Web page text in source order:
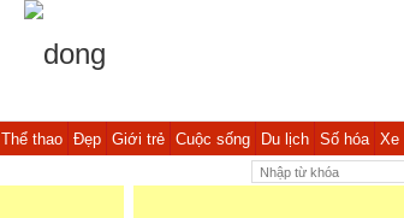
Thể thao Đẹp Giới trẻ Cuộc sống Du lịch Số hóa Xe